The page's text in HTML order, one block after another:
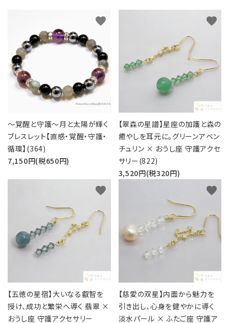
～覚醒と守護～月と太陽が輝く
ブレスレット【直感・覚醒・守護・
循環】(364)
7,150円(税650円)
favorite
【翠森の星譜】星座の加護と森の
癒やしを耳元に。グリーンアベン
チュリン × おうし座 守護アクセ
サリー(822)
3,520円(税320円)
favorite
【五徳の星宿】大いなる叡智を
授け、成功と繁栄へ導く 翡翠 ×
おうし座 守護アクセサリー
favorite
【慈愛の双星】内面から魅力を
引き出し、心身を健やかに導く
淡水パール × ふたご座 守護ア
favorite